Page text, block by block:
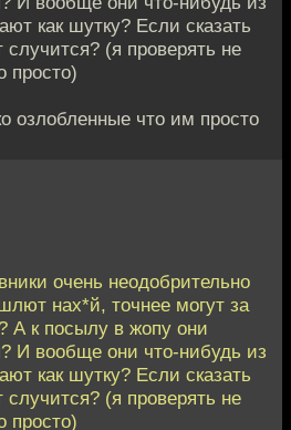
как шутку? Если сказать
(я проверять не
просто)
озлобленные что им просто
очень неодобрительно
нах*й, точнее могут за
А к посылу в жопу они
И вообще они что-нибудь из
как шутку? Если сказать
(я проверять не
просто)